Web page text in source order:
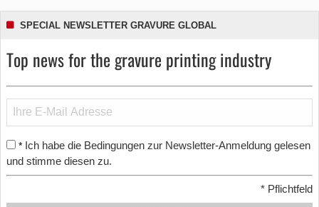
SPECIAL NEWSLETTER GRAVURE GLOBAL
Top news for the gravure printing industry
* Ich habe die Bedingungen zur Newsletter-Anmeldung gelesen
und stimme diesen zu.
* Pflichtfeld